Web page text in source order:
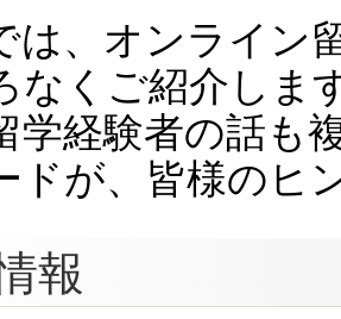
は、オンライン
なくご紹介しま
学経験者の話も
ドが、皆様のヒ
報